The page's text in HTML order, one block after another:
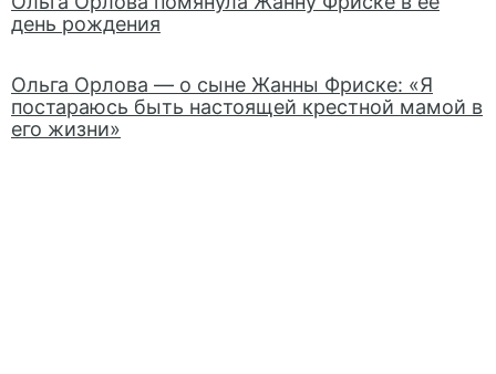
день рождения
Ольга Орлова — о сыне Жанны Фриске: «Я
постараюсь быть настоящей крестной мамой в
его жизни»